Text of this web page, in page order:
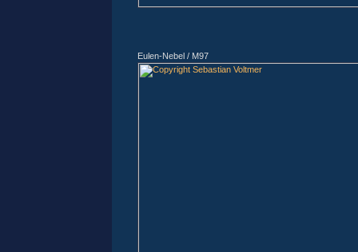
Eulen-Nebel / M97